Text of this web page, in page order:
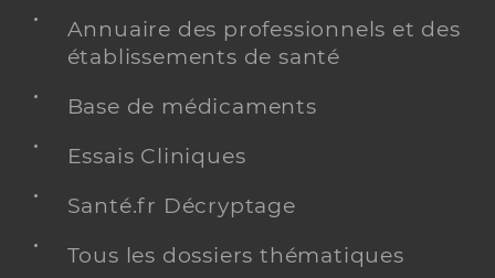
Annuaire des professionnels et des
établissements de santé
Base de médicaments
Essais Cliniques
Santé.fr Décryptage
Tous les dossiers thématiques